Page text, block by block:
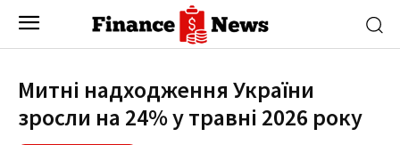
Митні надходження України
зросли на 24% у травні 2026 року